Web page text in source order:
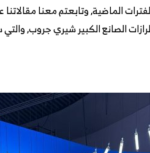
الماضية, وتابعتم معنا
الصانع الكبير شيري جروب,